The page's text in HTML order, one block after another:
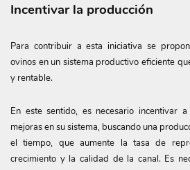
Incentivar la producción
Para contribuir a esta iniciativa se
ovinos en un sistema productivo eficiente
y rentable.
En este sentido, es necesario incentivar
mejoras en su sistema, buscando una
el tiempo, que aumente la tasa de
crecimiento y la calidad de la canal. Es